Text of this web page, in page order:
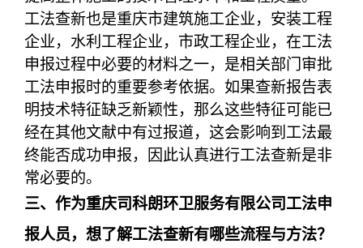
工法查新也是重庆市建筑施工企业，安装工程
企业，水利工程企业，市政工程企业，在工法
申报过程中必要的材料之一，是相关部门审批
工法申报时的重要参考依据。如果查新报告表
明技术特征缺乏新颖性，那么这些特征可能已
经在其他文献中有过报道，这会影响到工法最
终能否成功申报，因此认真进行工法查新是非
常必要的。
三、作为重庆司科朗环卫服务有限公司工法申
报人员，想了解工法查新有哪些流程与方法？